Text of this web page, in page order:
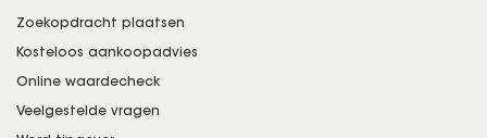
Zoekopdracht plaatsen
Kosteloos aankoopadvies
Online waardecheck
Veelgestelde vragen